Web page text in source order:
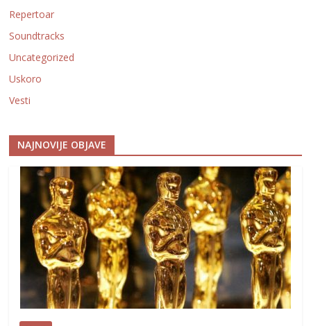
Repertoar
Soundtracks
Uncategorized
Uskoro
Vesti
NAJNOVIJE OBJAVE